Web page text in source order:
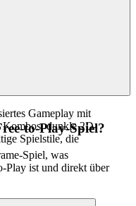
Gameplay mit
dunkle 2D-
Spielstile, die
to-Play-Spiel?
Spiel, was
Play ist und direkt über